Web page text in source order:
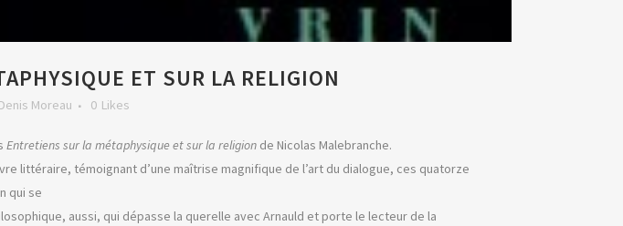
ET SUR LA RELIGION
Denis Moreau 0 Likes
Entretiens sur la métaphysique et sur la religion de Nicolas Malebranche.
littéraire, témoignant d’une maîtrise magnifique de l’art du dialogue, ces quatorze
qui se
aussi, qui dépasse la querelle avec Arnauld et porte le lecteur de la